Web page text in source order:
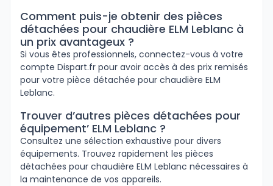
Comment puis-je obtenir des pièces
détachées pour chaudière ELM Leblanc à
un prix avantageux ?
Si vous êtes professionnels, connectez-vous à votre
compte Dispart.fr pour avoir accès à des prix remisés
pour votre pièce détachée pour chaudière ELM
Leblanc.
Trouver d’autres pièces détachées pour
équipement’ ELM Leblanc ?
Consultez une sélection exhaustive pour divers
équipements. Trouvez rapidement les pièces
détachées pour chaudière ELM Leblanc nécessaires à
la maintenance de vos appareils.